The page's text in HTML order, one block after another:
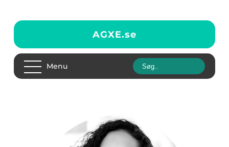
AGXE.se
Menu